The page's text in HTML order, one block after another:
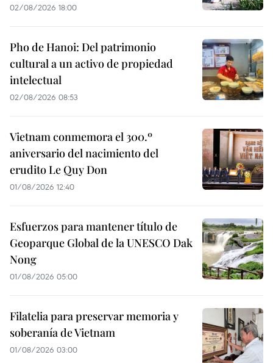
02/08/2026 18:00
Pho de Hanoi: Del patrimonio
cultural a un activo de propiedad
intelectual
02/08/2026 08:53
Vietnam conmemora el 300.º
aniversario del nacimiento del
erudito Le Quy Don
01/08/2026 12:40
Esfuerzos para mantener título de
Geoparque Global de la UNESCO Dak
Nong
01/08/2026 05:00
Filatelia para preservar memoria y
soberanía de Vietnam
01/08/2026 03:00